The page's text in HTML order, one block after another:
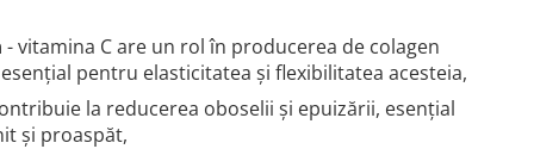
- vitamina C are un rol în producerea de colagen
pentru elasticitatea și flexibilitatea acesteia,
la reducerea oboselii și epuizării, esențial
și proaspăt,